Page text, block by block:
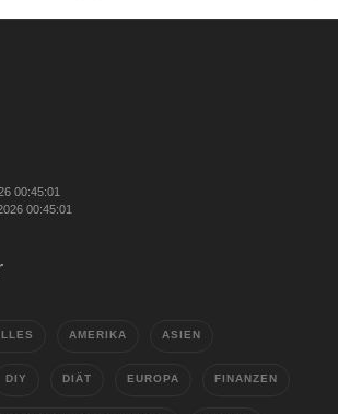
00:45:01
00:45:01
AMERIKA ASIEN
DIY DIÄT EUROPA FINANZEN